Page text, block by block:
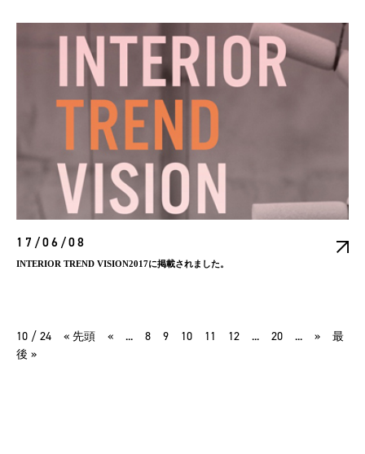
17/06/08
INTERIOR TREND VISION2017に掲載されました。
10 / 24 « 先頭 « ... 8 9 10 11 12 ... 20 ... »
最
後 »